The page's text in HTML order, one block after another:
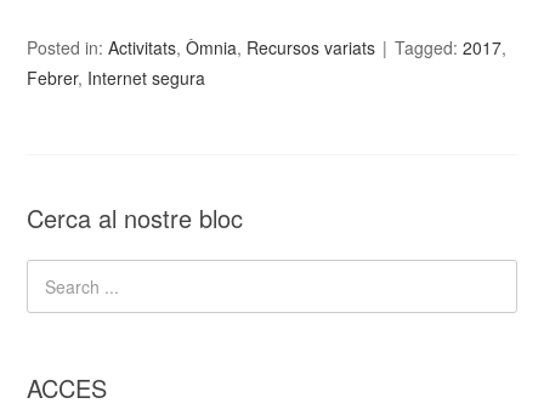
Posted in:Activitats,Òmnia, Recursos variats Tagged:2017,
Febrer, Internet segura
Cerca al nostre bloc
ACCES